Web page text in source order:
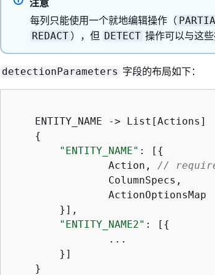
每列只能使用一个就地编辑操作（
REDACT ），但 DETECT 操作可以与这
detectionParameters 字段的布局如下：
    ENTITY_NAME -> List[Actions]
{
"ENTITY_NAME" : [ {
    		Action,
//
        }],
"ENTITY_NAME2" : [ {
        }]
    }